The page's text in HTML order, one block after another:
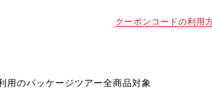
クーポンコードの利用
用のパッケージツアー全商品対象